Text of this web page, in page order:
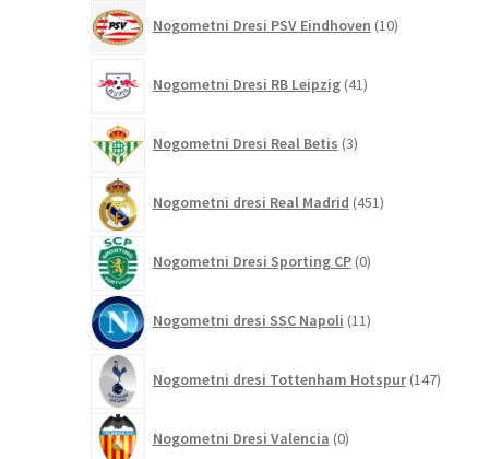
Nogometni Dresi PSV Eindhoven 10izdelkov
Nogometni Dresi RB Leipzig 41izdelkov
Nogometni Dresi Real Betis 3izdelki
Nogometni dresi Real Madrid 451izdelkov
Nogometni Dresi Sporting CP 0izdelkov
Nogometni dresi SSC Napoli 11izdelkov
Nogometni dresi Tottenham Hotspur 147
Nogometni Dresi Valencia 0izdelkov